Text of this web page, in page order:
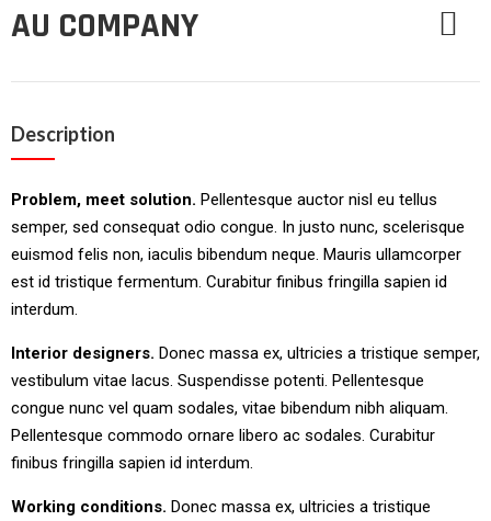
AU COMPANY
Description
Problem, meet solution. Pellentesque auctor nisl eu tellus
semper, sed consequat odio congue. In justo nunc, scelerisque
euismod felis non, iaculis bibendum neque. Mauris ullamcorper
est id tristique fermentum. Curabitur finibus fringilla sapien id
interdum.
Interior designers. Donec massa ex, ultricies a tristique semper,
vestibulum vitae lacus. Suspendisse potenti. Pellentesque
congue nunc vel quam sodales, vitae bibendum nibh aliquam.
Pellentesque commodo ornare libero ac sodales. Curabitur
finibus fringilla sapien id interdum.
Working conditions. Donec massa ex, ultricies a tristique